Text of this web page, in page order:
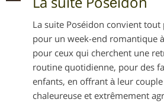
La suite Poséidon convient
pour un week-end romantique
pour ceux qui cherchent une
routine quotidienne, pour des
enfants, en offrant à leur
chaleureuse et extrêmement